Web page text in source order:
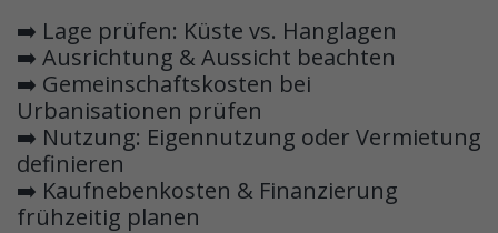
➡️ Lage prüfen: Küste vs. Hanglagen
➡️ Ausrichtung & Aussicht beachten
➡️ Gemeinschaftskosten bei
Urbanisationen prüfen
➡️ Nutzung: Eigennutzung oder Vermietung
definieren
➡️ Kaufnebenkosten & Finanzierung
frühzeitig planen